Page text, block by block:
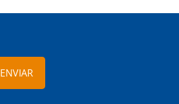
ENVIAR